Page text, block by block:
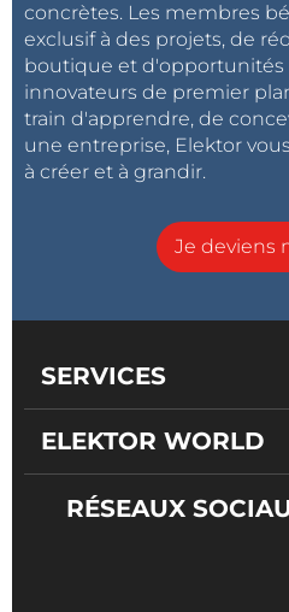
concrètes. Les membres
exclusif à des projets, de
boutique et d'opportunités
innovateurs de premier
train d'apprendre, de
une entreprise, Elektor
à créer et à grandir.
Je deviens
SERVICES
ELEKTOR WORLD
RÉSEAUX